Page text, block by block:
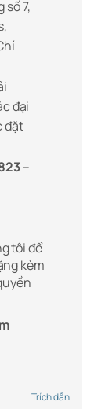
số 7,
đại
đặt
–
tôi để
kèm
Trích dẫn